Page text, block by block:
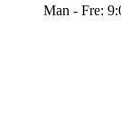
Man - Fre: